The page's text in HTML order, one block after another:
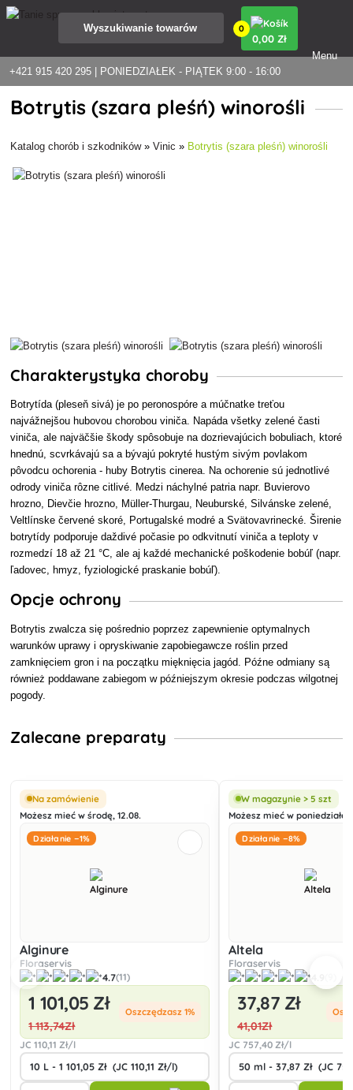
+421 915 420 295 | PONIEDZIAŁEK - PIĄTEK 9:00 - 16:00
0
0,00 Zł
Menu
Botrytis (szara pleśń) winorośli
Katalog chorób i szkodników»Vinic » Botrytis (szara pleśń) winorośli
Charakterystyka choroby
Botrytída (pleseň sivá) je po peronospóre a múčnatke treťou
najvážnejšou hubovou chorobou viniča. Napáda všetky zelené časti
viniča, ale najväčšie škody spôsobuje na dozrievajúcich bobuliach, ktoré
hnednú, scvrkávajú sa a bývajú pokryté hustým sivým povlakom
pôvodcu ochorenia - huby Botrytis cinerea. Na ochorenie sú jednotlivé
odrody viniča rôzne citlivé. Medzi náchylné patria napr. Buvierovo
hrozno, Dievčie hrozno, Müller-Thurgau, Neuburské, Silvánske zelené,
Veltlínske červené skoré, Portugalské modré a Svätovavrinecké. Širenie
botrytídy podporuje daždivé počasie po odkvitnutí viniča a teploty v
rozmedzí 18 až 21 °C, ale aj každé mechanické poškodenie bobúľ (napr.
ľadovec, hmyz, fyziologické praskanie bobúľ).
Opcje ochrony
Botrytis zwalcza się pośrednio poprzez zapewnienie optymalnych
warunków uprawy i opryskiwanie zapobiegawcze roślin przed
zamknięciem gron i na początku mięknięcia jagód. Późne odmiany są
również poddawane zabiegom w późniejszym okresie podczas wilgotnej
pogody.
Zalecane preparaty
Na zamówienie
Możesz mieć w środę, 12.08.
Działanie −1%
Alginure
Floraservis
4.7(11)
1 101,05 Zł
1 113,74Zł
Oszczędzasz 1%
JC110,11 Zł/l
W magazynie > 5 szt
Możesz mieć w
Działanie −8%
Altela
Floraservis
37,87 Zł
41,01Zł
JC 757,40 Zł/l